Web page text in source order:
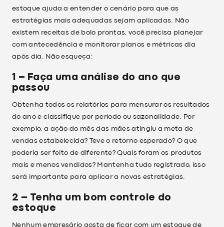
estoque ajuda a entender o cenário para que as
estratégias mais adequadas sejam aplicadas. Não
existem receitas de bolo prontas, você precisa planejar
com antecedência e monitorar planos e métricas dia
após dia. Não esqueça:
1 – Faça uma análise do ano que
passou
Obtenha todos os relatórios para mensurar os resultados
do ano e classifique por período ou sazonalidade. Por
exemplo, a ação do mês das mães atingiu a meta de
vendas estabelecida? Teve o retorno esperado? O que
poderia ser feito de diferente? Quais foram os produtos
mais e menos vendidos? Mantenha tudo registrado, isso
será importante para aplicar a novas estratégias.
2 – Tenha um bom controle do
estoque
Nenhum empresário gosta de ficar com um estoque de